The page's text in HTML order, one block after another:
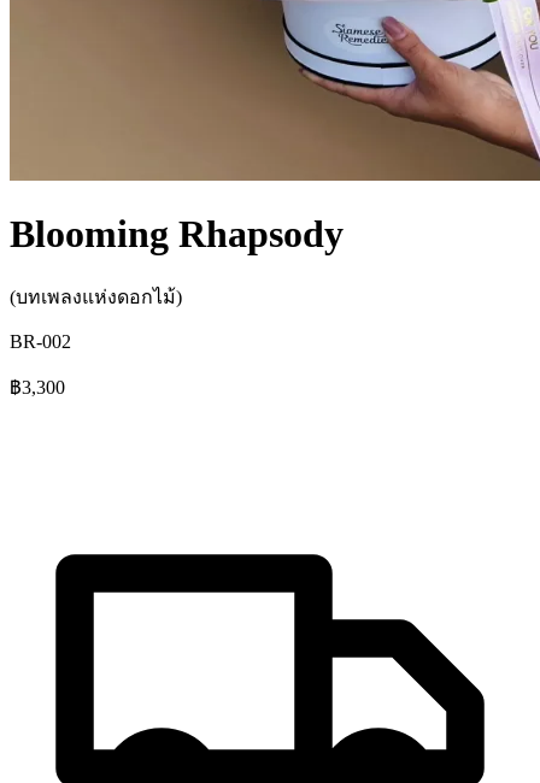
Blooming Rhapsody
(บทเพลงแห่งดอกไม้)
BR-002
฿3,300